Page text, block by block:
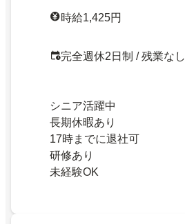
時給1,425円
完全週休2日制 / 残業なし
シニア活躍中
長期休暇あり
17時までに退社可
研修あり
未経験OK